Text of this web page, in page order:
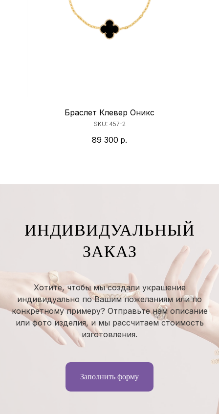
Браслет Клевер Оникс
SKU: 457-2
89 300 р.
ИНДИВИДУАЛЬНЫЙ
ЗАКАЗ
Хотите, чтобы мы создали украшение
индивидуально по Вашим пожеланиям или по
конкретному примеру? Отправьте нам описание
или фото изделия, и мы рассчитаем стоимость
изготовления.
Заполнить форму